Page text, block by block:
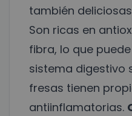
también
Son ricas en
fibra, lo que
sistema digestivo
fresas tienen
antiinflamatorias.